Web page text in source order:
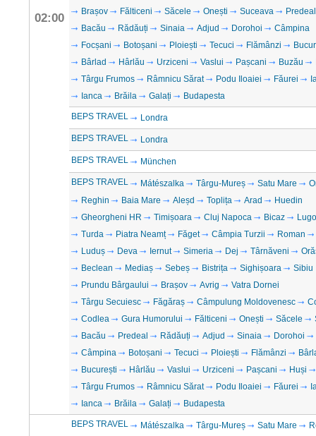
02:00
Brașov
Fălticeni Săcele Onești Suceava
Predeal
Bacău
Rădăuți Sinaia Adjud Dorohoi
Câmpina
Focșani
Botoșani Ploiești Tecuci Flămânzi
Bârlad
Hârlău Urziceni Vaslui Pașcani Buzău
Târgu Frumos
Râmnicu Sărat Podu Iloaiei Făurei
Ianca
Brăila Galați Budapesta
BEPS TRAVEL Londra
BEPS TRAVEL Londra
BEPS TRAVEL München
BEPS TRAVEL Mátészalka Târgu-Mureș Satu Mare
Reghin
Baia Mare Aleșd Toplița Arad
Huedin
Gheorgheni HR
Timișoara Cluj Napoca Bicaz
Turda
Piatra Neamț Făget Câmpia Turzii
Roman
Luduș
Deva Iernut Simeria Dej Târnăveni
Beclean
Mediaș Sebeș Bistrița Sighișoara
Sibiu
Prundu Bârgaului
Brașov Avrig
Vatra Dornei
Târgu Secuiesc
Făgăraș Câmpulung Moldovenesc
Codlea
Gura Humorului Fălticeni Onești Săcele
Bacău
Predeal Rădăuți Adjud Sinaia
Dorohoi
Câmpina
Botoșani Tecuci Ploiești Flămânzi
București
Hârlău Vaslui Urziceni Pașcani
Huși
Târgu Frumos
Râmnicu Sărat Podu Iloaiei Făurei
Ianca
Brăila Galați Budapesta
BEPS TRAVEL Mátészalka Târgu-Mureș Satu Mare